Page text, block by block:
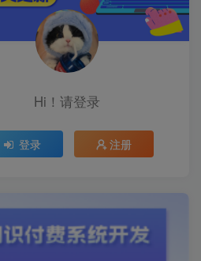
Hi！请登录
登录 注册